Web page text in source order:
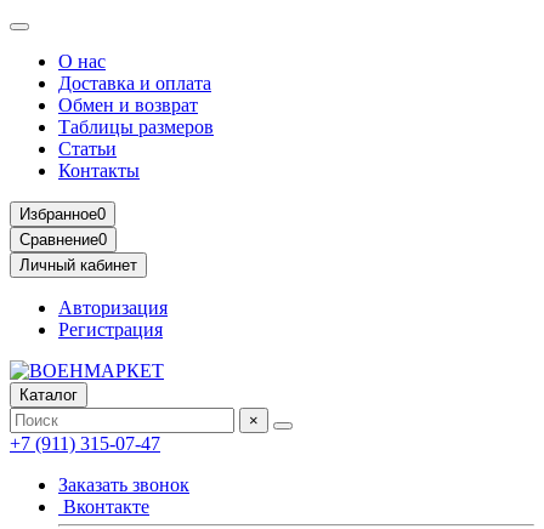
О нас
Доставка и оплата
Обмен и возврат
Таблицы размеров
Статьи
Контакты
Избранное0
Сравнение0
Личный кабинет
Авторизация
Регистрация
Каталог
×
+7 (911) 315-07-47
Заказать звонок
Вконтакте